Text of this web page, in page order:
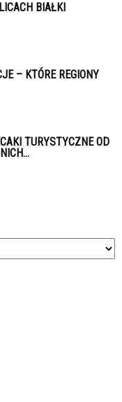
BIAŁKI
– KTÓRE REGIONY
TURYSTYCZNE OD